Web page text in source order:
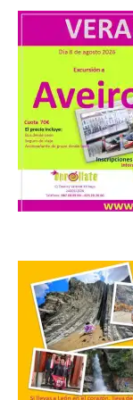
afianzar a
como
8 Ago 2026
natural que
ha puesto en
relacionadas […]
enclaves
desde los